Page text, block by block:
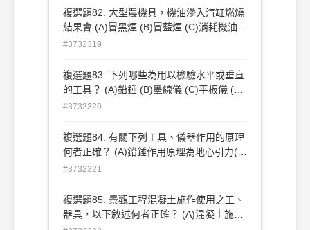
鋸於木頭上以增加效率 。
複選題82. 大型農機具，機油滲入汽缸燃燒
結果會 (A)冒黑煙 (B)冒藍煙 (C)消耗機油
(D)馬力增大 。
#3732319
複選題83. 下列哪些為用以檢驗水平或垂直
的工具？ (A)鉛錘 (B)墨線儀 (C)平板儀 (D)
水準器 。
#3732320
複選題84. 有關下列工具、儀器作用的原理
何者正確？ (A)鉛錘作用原理為地心引力(B)
氣泡水準器之作用原理是浮力 (C)墨斗的作
。
#3732321
複選題85. 景觀工程混凝土施作使用之工、
器具，以下敘述何者正確？ (A)混凝土施作